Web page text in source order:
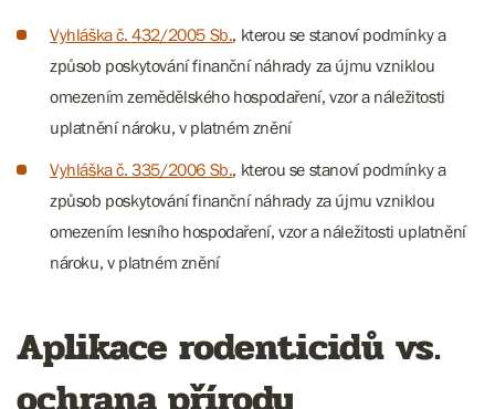
Vyhláška č. 432/2005 Sb., kterou se stanoví podmínky a
způsob poskytování finanční náhrady za újmu vzniklou
omezením zemědělského hospodaření, vzor a náležitosti
uplatnění nároku, v platném znění
Vyhláška č. 335/2006 Sb., kterou se stanoví podmínky a
způsob poskytování finanční náhrady za újmu vzniklou
omezením lesního hospodaření, vzor a náležitosti uplatnění
nároku, v platném znění
Aplikace rodenticidů vs.